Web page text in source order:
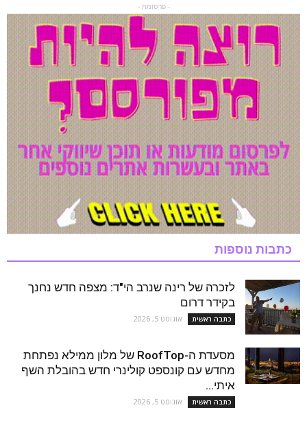
- פרסומת -
כתבות נוספות
לזכרה של רינה שנרב הי"ד: מצפה חדש נחנך
בקידר דרום
כתבה ראשית אוגוסט 5, 2026
מסעדת ה-RoofTop של מלון ממילא נפתחת
מחדש עם קונספט קולינרי חדש בהובלת השף
איתי...
כתבה ראשית אוגוסט 5, 2026